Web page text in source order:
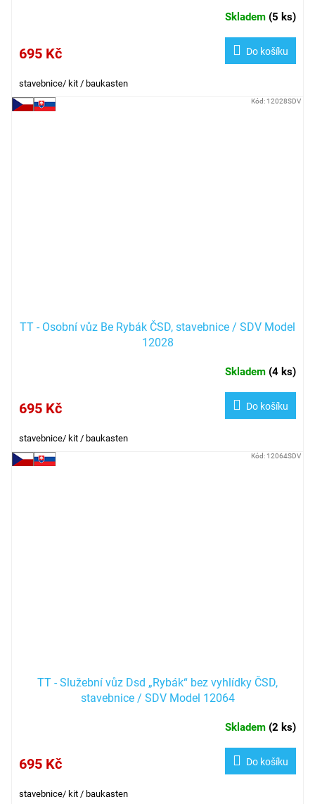
Skladem (5 ks)
695 Kč Do košíku
stavebnice/ kit / baukasten
TT - Osobní vůz Be Rybák ČSD, stavebnice / SDV Model
12028
Skladem (4 ks)
695 Kč Do košíku
stavebnice/ kit / baukasten
Kód: 12028SDV
TT - Služební vůz Dsd „Rybák“ bez vyhlídky ČSD,
stavebnice / SDV Model 12064
Skladem (2 ks)
695 Kč Do košíku
stavebnice/ kit / baukasten
Kód: 12064SDV